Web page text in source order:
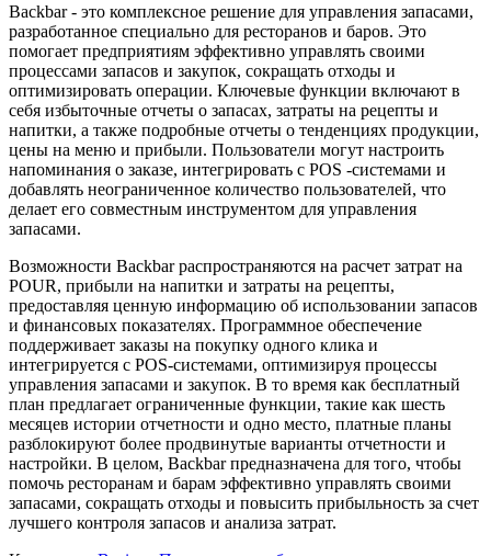
Backbar - это комплексное решение для управления запасами,
разработанное специально для ресторанов и баров. Это
помогает предприятиям эффективно управлять своими
процессами запасов и закупок, сокращать отходы и
оптимизировать операции. Ключевые функции включают в
себя избыточные отчеты о запасах, затраты на рецепты и
напитки, а также подробные отчеты о тенденциях продукции,
цены на меню и прибыли. Пользователи могут настроить
напоминания о заказе, интегрировать с POS -системами и
добавлять неограниченное количество пользователей, что
делает его совместным инструментом для управления
запасами.
Возможности Backbar распространяются на расчет затрат на
POUR, прибыли на напитки и затраты на рецепты,
предоставляя ценную информацию об использовании запасов
и финансовых показателях. Программное обеспечение
поддерживает заказы на покупку одного клика и
интегрируется с POS-системами, оптимизируя процессы
управления запасами и закупок. В то время как бесплатный
план предлагает ограниченные функции, такие как шесть
месяцев истории отчетности и одно место, платные планы
разблокируют более продвинутые варианты отчетности и
настройки. В целом, Backbar предназначена для того, чтобы
помочь ресторанам и барам эффективно управлять своими
запасами, сокращать отходы и повысить прибыльность за счет
лучшего контроля запасов и анализа затрат.